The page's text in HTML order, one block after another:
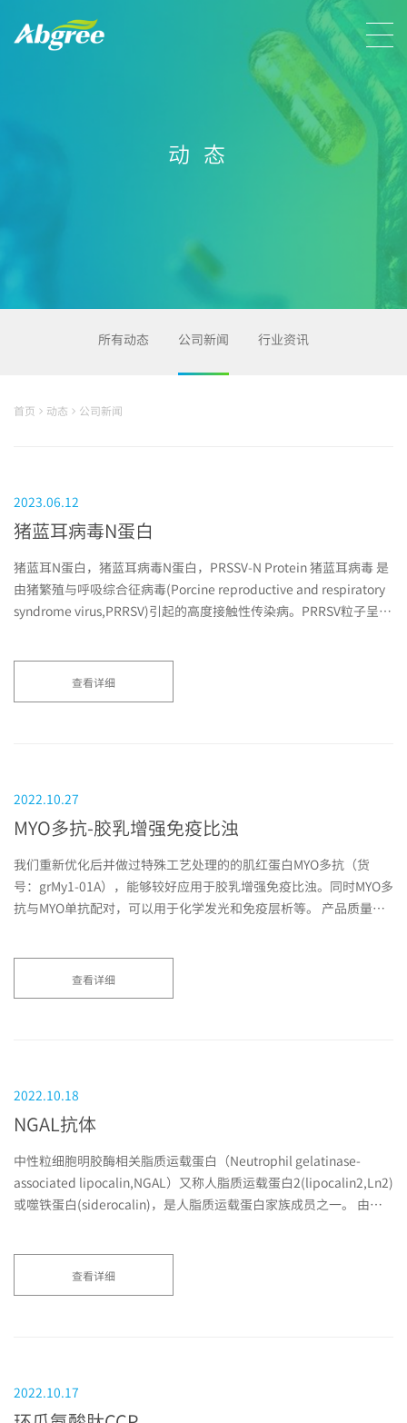
动态
所有动态 公司新闻 行业资讯
首页 动态 公司新闻
2023.06.12
猪蓝耳病毒N蛋白
猪蓝耳N蛋白，猪蓝耳病毒N蛋白，PRSSV-N Protein 猪蓝耳病毒 是
由猪繁殖与呼吸综合征病毒(Porcine reproductive and respiratory
syndrome virus,PRRSV)引起的高度接触性传染病。PRRSV粒子呈球
查看详细
2022.10.27
MYO多抗-胶乳增强免疫比浊
我们重新优化后并做过特殊工艺处理的的肌红蛋白MYO多抗（货
号：grMy1-01A），能够较好应用于胶乳增强免疫比浊。同时MYO多
抗与MYO单抗配对，可以用于化学发光和免疫层析等。 产品质量稳
查看详细
2022.10.18
NGAL抗体
中性粒细胞明胶酶相关脂质运载蛋白（Neutrophil gelatinase-
associated lipocalin,NGAL）又称人脂质运载蛋白2(lipocalin2,Ln2)
或噬铁蛋白(siderocalin)，是人脂质运载蛋白家族成员之一。 由
查看详细
2022.10.17